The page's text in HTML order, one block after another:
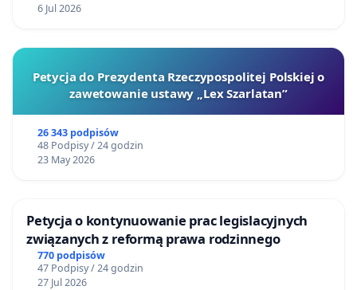
6 Jul 2026
Petycja do Prezydenta Rzeczypospolitej Polskiej o
zawetowanie ustawy „Lex Szarlatan”
26 343 podpisów
48 Podpisy / 24 godzin
23 May 2026
Petycja o kontynuowanie prac legislacyjnych
związanych z reformą prawa rodzinnego
770 podpisów
47 Podpisy / 24 godzin
27 Jul 2026